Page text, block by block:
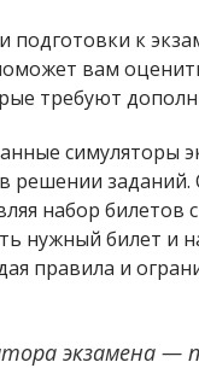
подготовки к
вам
требуют
симуляторы
решении
набор
нужный билет и
правила и
экзамена